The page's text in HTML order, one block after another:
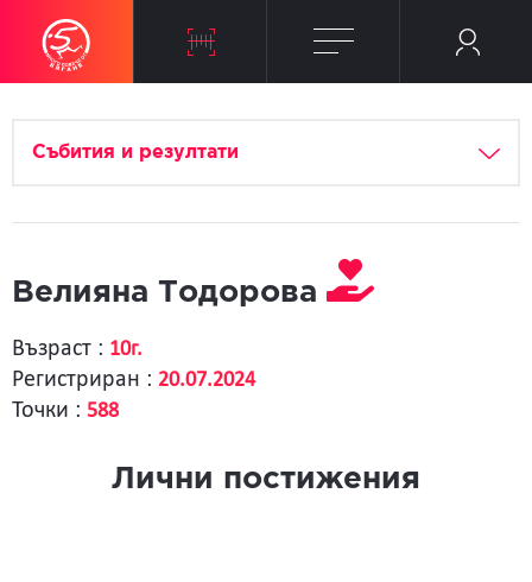
Събития и резултати
Велияна Тодорова
Възраст : 10г.
Регистриран : 20.07.2024
Точки : 588
Лични постижения